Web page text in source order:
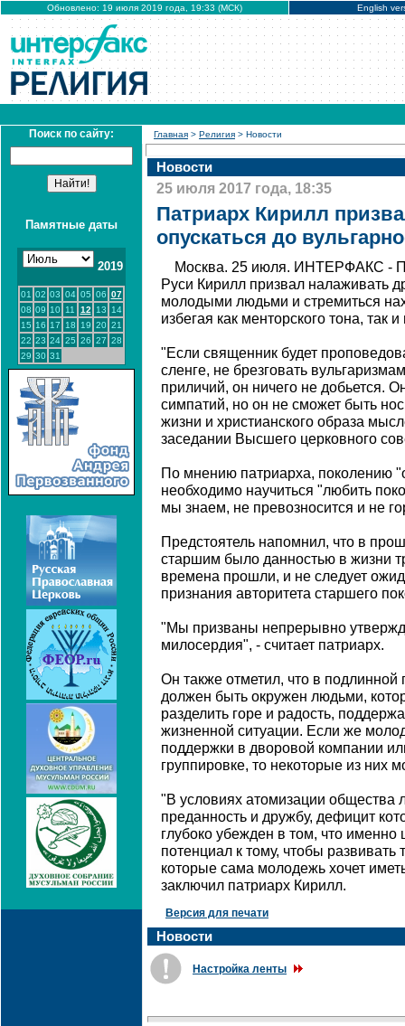
Обновлено: 19 июля 2019 года, 19:33 (МСК) English
Поиск по сайту:
Памятные даты
2019
01 02 03 04 05 06 07
08 09 10 11 12 13
14
15 16 17 18 19 20 21
22 23 24 25 26 27 28
29 30 31
Главная > Религия > Новости
Новости
25 июля 2017 года, 18:35
Патриарх Кирилл
опускаться до
Москва. 25 июля. ИНТЕРФАКС -
Руси Кирилл призвал налаживать
молодыми людьми и стремиться
избегая как менторского тона, так
"Если священник будет
сленге, не брезговать
приличий, он ничего не добьется.
симпатий, но он не сможет быть
жизни и христианского образа
заседании Высшего церковного
По мнению патриарха, поколению
необходимо научиться "любить
мы знаем, не превозносится и не
Предстоятель напомнил, что в
старшим было данностью в жизни
времена прошли, и не следует
признания авторитета старшего
"Мы призваны непрерывно
милосердия", - считает патриарх.
Он также отметил, что в
должен быть окружен людьми,
разделить горе и радость,
жизненной ситуации. Если же
поддержки в дворовой компании
группировке, то некоторые из них
"В условиях атомизации общества
преданность и дружбу, дефицит
глубоко убежден в том, что
потенциал к тому, чтобы
которые сама молодежь хочет
заключил патриарх Кирилл.
Версия для печати
Новости
Настройка ленты